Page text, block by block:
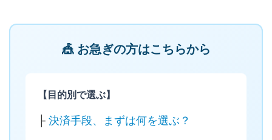
🎪 お急ぎの方はこちらから
【目的別で選ぶ】
├ 決済手段、まずは何を選ぶ？